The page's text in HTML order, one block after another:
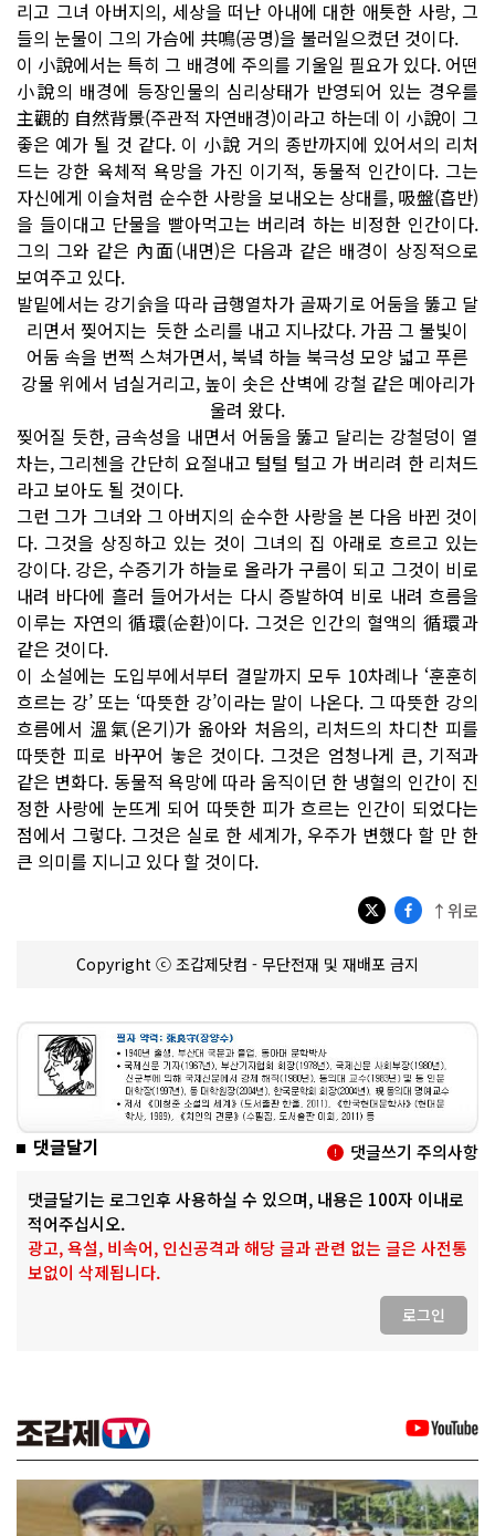
리고 그녀 아버지의, 세상을 떠난 아내에 대한 애틋한 사랑, 그
들의 눈물이 그의 가슴에 共鳴(공명)을 불러일으켰던 것이다.
이 小說에서는 특히 그 배경에 주의를 기울일 필요가 있다. 어떤
小說의 배경에 등장인물의 심리상태가 반영되어 있는 경우를
主觀的 自然背景(주관적 자연배경)이라고 하는데 이 小說이 그
좋은 예가 될 것 같다. 이 小說 거의 종반까지에 있어서의 리처
드는 강한 육체적 욕망을 가진 이기적, 동물적 인간이다. 그는
자신에게 이슬처럼 순수한 사랑을 보내오는 상대를, 吸盤(흡반)
을 들이대고 단물을 빨아먹고는 버리려 하는 비정한 인간이다.
그의 그와 같은 內面(내면)은 다음과 같은 배경이 상징적으로
보여주고 있다.
발밑에서는 강기슭을 따라 급행열차가 골짜기로 어둠을 뚫고 달
리면서 찢어지는 듯한 소리를 내고 지나갔다. 가끔 그 불빛이
어둠 속을 번쩍 스쳐가면서, 북녘 하늘 북극성 모양 넓고 푸른
강물 위에서 넘실거리고, 높이 솟은 산벽에 강철 같은 메아리가
울려 왔다.
찢어질 듯한, 금속성을 내면서 어둠을 뚫고 달리는 강철덩이 열
차는, 그리첸을 간단히 요절내고 털털 털고 가 버리려 한 리처드
라고 보아도 될 것이다.
그런 그가 그녀와 그 아버지의 순수한 사랑을 본 다음 바뀐 것이
다. 그것을 상징하고 있는 것이 그녀의 집 아래로 흐르고 있는
강이다. 강은, 수증기가 하늘로 올라가 구름이 되고 그것이 비로
내려 바다에 흘러 들어가서는 다시 증발하여 비로 내려 흐름을
이루는 자연의 循環(순환)이다. 그것은 인간의 혈액의 循環과
같은 것이다.
이 소설에는 도입부에서부터 결말까지 모두 10차례나 ‘훈훈히
흐르는 강’ 또는 ‘따뜻한 강’이라는 말이 나온다. 그 따뜻한 강의
흐름에서 溫氣(온기)가 옮아와 처음의, 리처드의 차디찬 피를
따뜻한 피로 바꾸어 놓은 것이다. 그것은 엄청나게 큰, 기적과
같은 변화다. 동물적 욕망에 따라 움직이던 한 냉혈의 인간이 진
정한 사랑에 눈뜨게 되어 따뜻한 피가 흐르는 인간이 되었다는
점에서 그렇다. 그것은 실로 한 세계가, 우주가 변했다 할 만 한
큰 의미를 지니고 있다 할 것이다.
↑위로
Copyright ⓒ 조갑제닷컴 - 무단전재 및 재배포 금지
댓글달기 댓글쓰기 주의사항
댓글달기는 로그인후 사용하실 수 있으며, 내용은 100자 이내로
적어주십시오.
광고, 욕설, 비속어, 인신공격과 해당 글과 관련 없는 글은 사전통
보없이 삭제됩니다.
로그인